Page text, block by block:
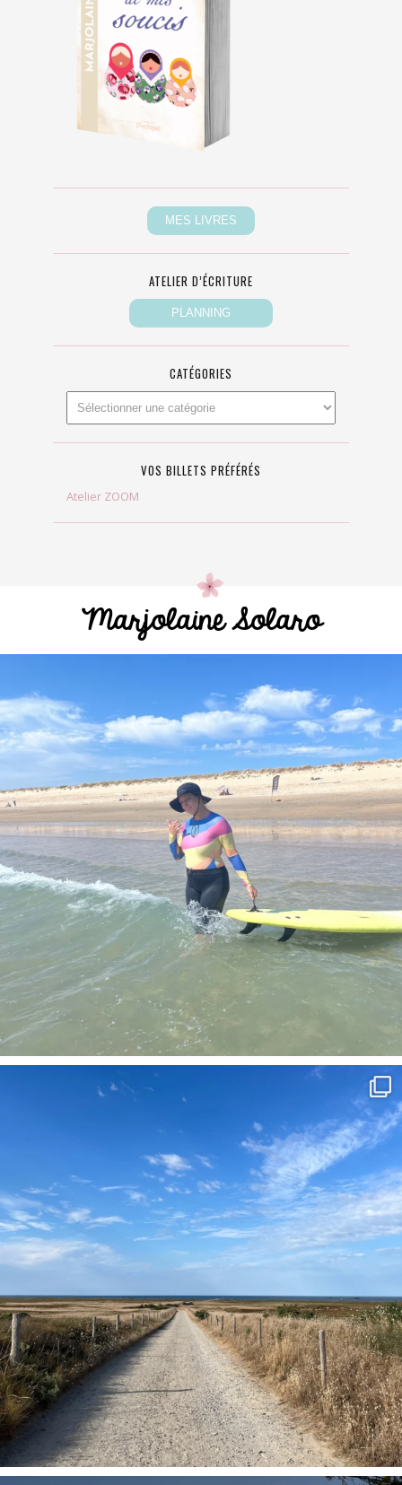
ATELIER D’ÉCRITURE
CATÉGORIES
VOS BILLETS PRÉFÉRÉS
Atelier ZOOM
Marjolaine Solaro